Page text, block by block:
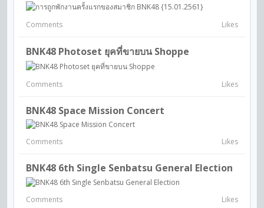
Comments Likes
BNK48 Photoset ยุคที่ขายบน Shoppe
Comments Likes
BNK48 Space Mission Concert
Comments Likes
BNK48 6th Single Senbatsu General Election
Comments Likes